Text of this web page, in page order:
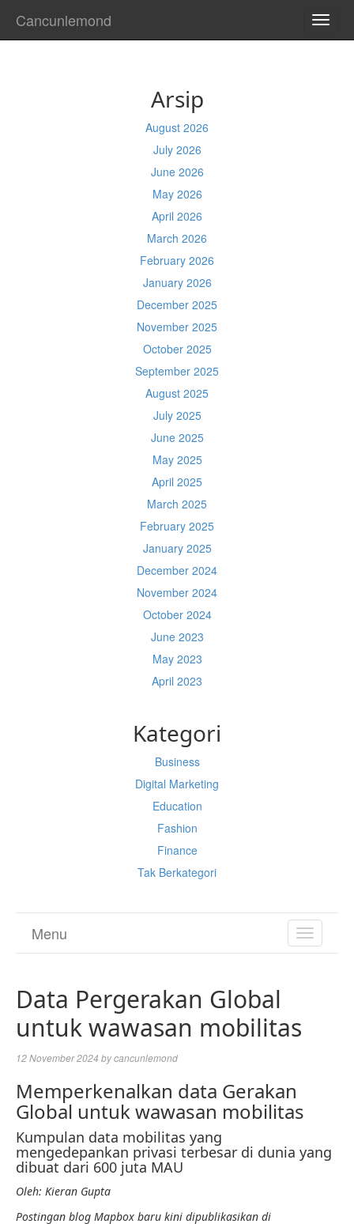
Cancunlemond
Arsip
August 2026
July 2026
June 2026
May 2026
April 2026
March 2026
February 2026
January 2026
December 2025
November 2025
October 2025
September 2025
August 2025
July 2025
June 2025
May 2025
April 2025
March 2025
February 2025
January 2025
December 2024
November 2024
October 2024
June 2023
May 2023
April 2023
Kategori
Business
Digital Marketing
Education
Fashion
Finance
Tak Berkategori
TOGGLE
Menu
Data Pergerakan Global
untuk wawasan mobilitas
12 November 2024 bycancunlemond
Memperkenalkan data Gerakan
Global untuk wawasan mobilitas
Kumpulan data mobilitas yang
mengedepankan privasi terbesar di dunia yang
dibuat dari 600 juta MAU
Oleh: Kieran Gupta
Postingan blog Mapbox baru kini dipublikasikan di